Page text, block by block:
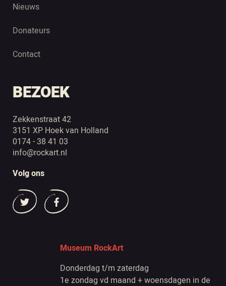
Nieuws
Donateurs
Contact
BEZOEK
Zekkenstraat 42
3151 XP Hoek van Holland
0174 - 38 41 03
info@rockart.nl
Volg ons
Museum RockArt
Donderdag t/m zaterdag
1e zondag vd maand + woensdagen in de